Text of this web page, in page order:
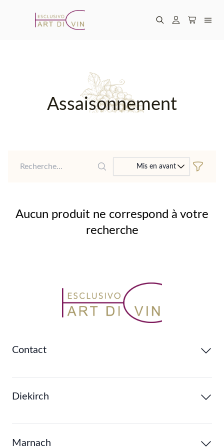
Assaisonnement
RechercheMis en avant
Aucun produit ne correspond à votre
recherche
Contact
Diekirch
Marnach